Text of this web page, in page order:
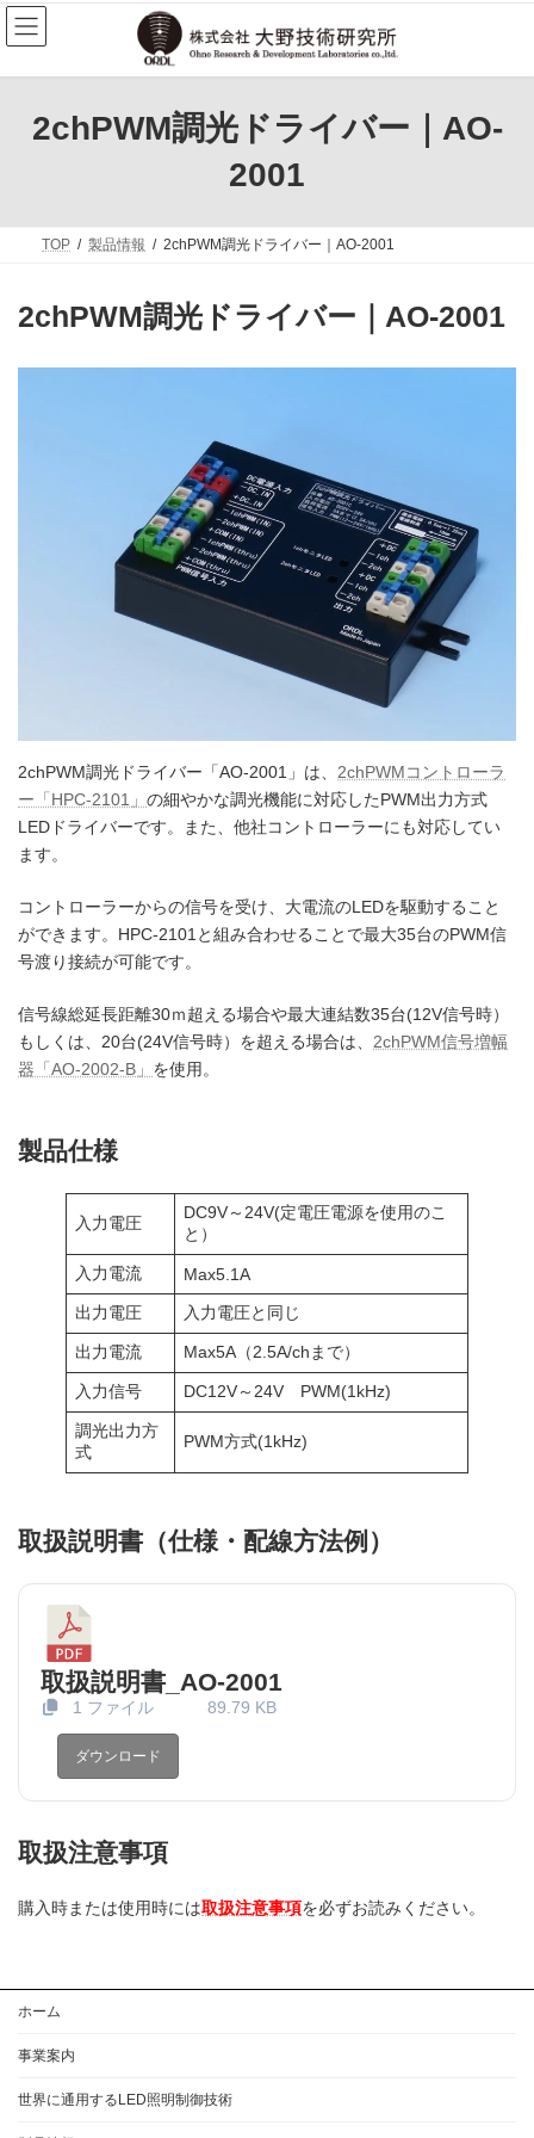
コ
ン
テ
ン
ナ
ビ
ゲ
ー
2chPWM調光ドライバー｜AO-
2001
TOP 製品情報 2chPWM調光ドライバー｜AO-2001
2chPWM調光ドライバー｜AO-2001
2chPWM調光ドライバー「AO-2001」は、 2chPWMコントローラ
ー「HPC-2101」 の細やかな調光機能に対応したPWM出力方式
LEDドライバーです。また、他社コントローラーにも対応してい
ます。
コントローラーからの信号を受け、大電流のLEDを駆動すること
ができます。HPC-2101と組み合わせることで最大35台のPWM信
号渡り接続が可能です。
信号線総延長距離30ｍ超える場合や最大連結数35台(12V信号時）
もしくは、20台(24V信号時）を超える場合は、 2chPWM信号増幅
器「AO-2002-B」 を使用。
製品仕様
入力電圧
DC9V～24V(定電圧電源を使用のこ
と）
入力電流
Max5.1A
出力電圧
入力電圧と同じ
出力電流 Max5A（2.5A/chまで）
入力信号 DC12V～24V PWM(1kHz)
調光出力方
式
PWM方式(1kHz)
取扱説明書（仕様・配線方法例）
取扱説明書_AO-2001
1 ファイル 89.79 KB
ダウンロード
取扱注意事項
購入時または使用時には取扱注意事項を必ずお読みください。
ホーム
事業案内
世界に通用するLED照明制御技術